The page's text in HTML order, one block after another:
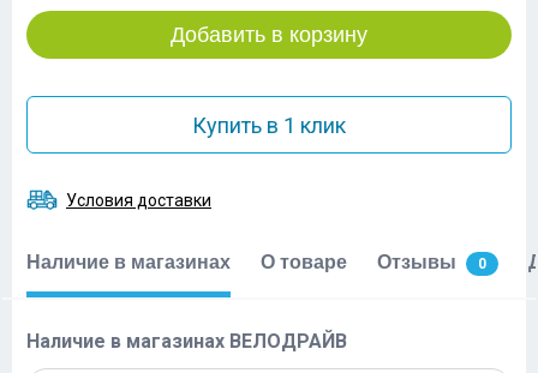
Добавить в корзину
Купить в 1 клик
Условия доставки
Наличие в магазинах О товаре Отзывы 0
Наличие в магазинах ВЕЛОДРАЙВ